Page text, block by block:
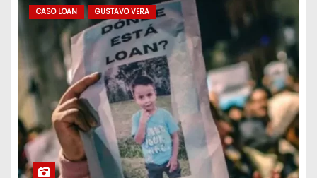
CASO LOAN GUSTAVO VERA